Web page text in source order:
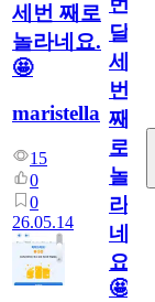
세번 째로
놀라네요.
🤩
maristella
15
0
0
26.05.14
달
세
번
째
로
놀
라
네
요.
🤩